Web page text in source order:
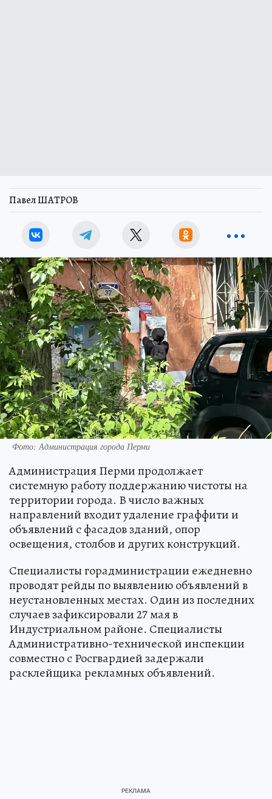
Павел ШАТРОВ
Фото: Администрация города Перми
Администрация Перми продолжает
системную работу поддержанию чистоты на
территории города. В число важных
направлений входит удаление граффити и
объявлений с фасадов зданий, опор
освещения, столбов и других конструкций.
Специалисты горадминистрации ежедневно
проводят рейды по выявлению объявлений в
неустановленных местах. Один из последних
случаев зафиксировали 27 мая в
Индустриальном районе. Специалисты
Административно-технической инспекции
совместно с Росгвардией задержали
расклейщика рекламных объявлений.